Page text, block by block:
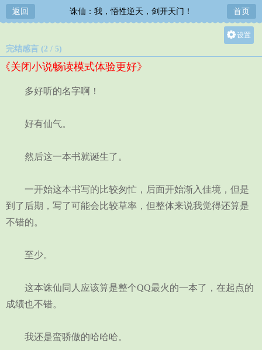
返回 诛仙：我，悟性逆天，剑开天门！ 首页
设置
完结感言 (2 / 5)
《关闭小说畅读模式体验更好》
多好听的名字啊！
好有仙气。
然后这一本书就诞生了。
一开始这本书写的比较匆忙，后面开始渐入佳境，但是
到了后期，写了可能会比较草率，但整体来说我觉得还算是
不错的。
至少。
这本诛仙同人应该算是整个QQ最火的一本了，在起点的
成绩也不错。
我还是蛮骄傲的哈哈哈。